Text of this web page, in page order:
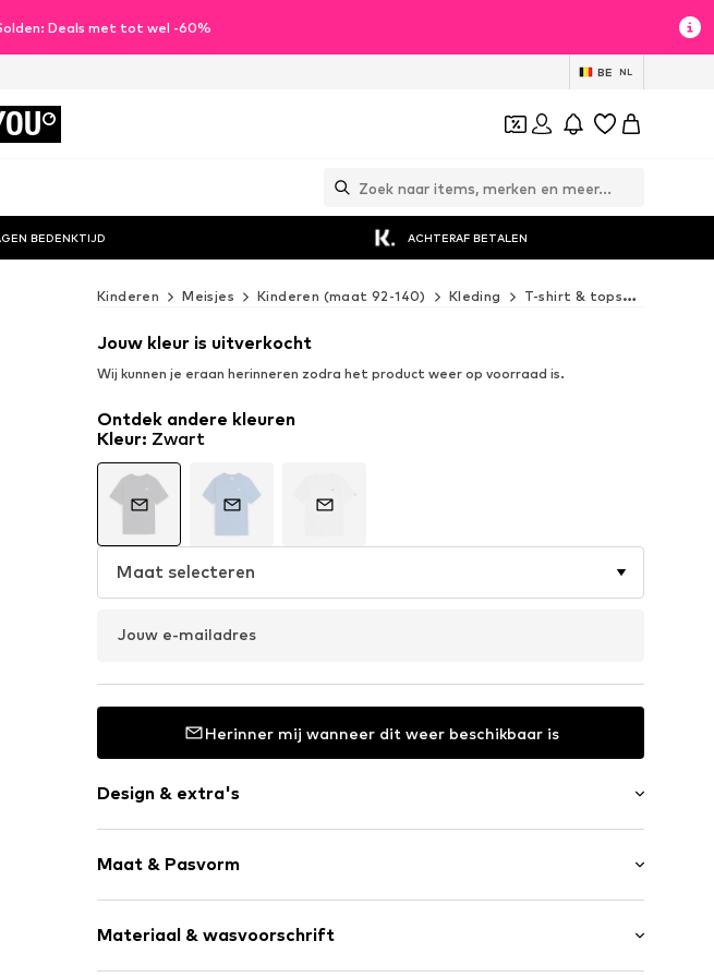
Deals met tot wel -60%
BE NL
BEDENKTIJD ACHTERAF BETALEN
Kinderen Meisjes Kinderen (maat 92-140) Kleding T-shirt & tops
Jouw kleur is uitverkocht
Wij kunnen je eraan herinneren zodra het product weer op voorraad is.
Ontdek andere kleuren
Kleur: Zwart
Maat selecteren
Jouw e-mailadres
Herinner mij wanneer dit weer beschikbaar is
Design & extra's
Jersey
Ronde hals
Gevoerde zoom/rand
Maat & Pasvorm
Lengte: Normale lengte
Pasvorm: Normale pasvorm
Materiaal & wasvoorschrift